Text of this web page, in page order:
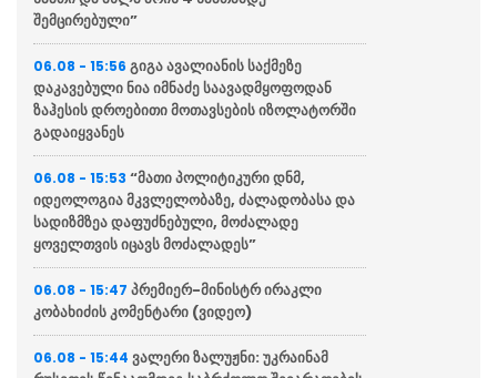
შემცირებული”
06.08 - 15:56 გიგა ავალიანის საქმეზე
დაკავებული ნია იმნაძე საავადმყოფოდან
ზაჰესის დროებითი მოთავსების იზოლატორში
გადაიყვანეს
06.08 - 15:53 “მათი პოლიტიკური დნმ,
იდეოლოგია მკვლელობაზე, ძალადობასა და
სადიზმზეა დაფუძნებული, მოძალადე
ყოველთვის იცავს მოძალადეს”
06.08 - 15:47 პრემიერ-მინისტრ ირაკლი
კობახიძის კომენტარი (ვიდეო)
06.08 - 15:44 ვალერი ზალუჟნი: უკრაინამ